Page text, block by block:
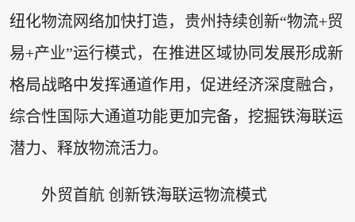
纽化物流网络加快打造，贵州持续创新“物流+贸
易+产业”运行模式，在推进区域协同发展形成新
格局战略中发挥通道作用，促进经济深度融合，
综合性国际大通道功能更加完备，挖掘铁海联运
潜力、释放物流活力。
外贸首航 创新铁海联运物流模式